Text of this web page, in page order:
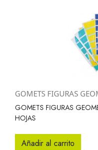
GOMETS FIGURAS
GOMETS FIGURAS
HOJAS
Añadir al carrito